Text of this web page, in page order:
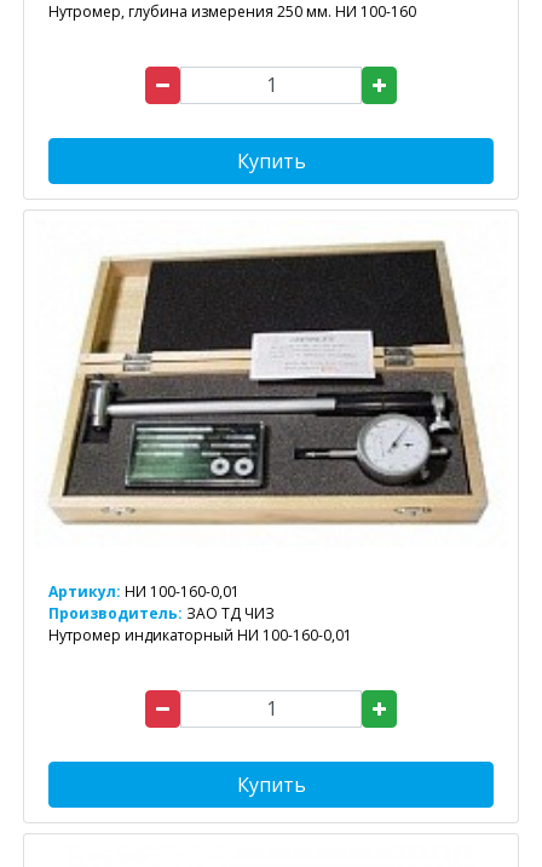
Нутромер, глубина измерения 250 мм. НИ 100-160
Купить
Артикул: НИ 100-160-0,01
Производитель: ЗАО ТД ЧИЗ
Нутромер индикаторный НИ 100-160-0,01
Купить